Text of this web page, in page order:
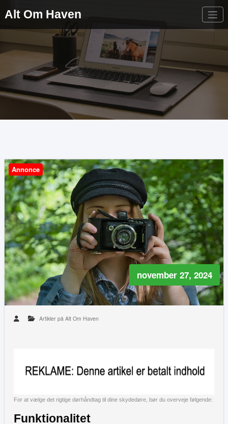
Alt Om Haven
Annonce
november 27, 2024
Artikler på Alt Om Haven
For at vælge det rigtige dørhåndtag til dine skydedøre, bør du overveje følgende:
Funktionalitet